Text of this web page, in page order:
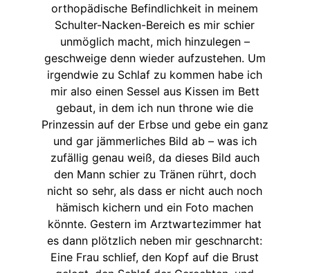
orthopädische Befindlichkeit in meinem
Schulter-Nacken-Bereich es mir schier
unmöglich macht, mich hinzulegen –
geschweige denn wieder aufzustehen. Um
irgendwie zu Schlaf zu kommen habe ich
mir also einen Sessel aus Kissen im Bett
gebaut, in dem ich nun throne wie die
Prinzessin auf der Erbse und gebe ein ganz
und gar jämmerliches Bild ab – was ich
zufällig genau weiß, da dieses Bild auch
den Mann schier zu Tränen rührt, doch
nicht so sehr, als dass er nicht auch noch
hämisch kichern und ein Foto machen
könnte. Gestern im Arztwartezimmer hat
es dann plötzlich neben mir geschnarcht:
Eine Frau schlief, den Kopf auf die Brust